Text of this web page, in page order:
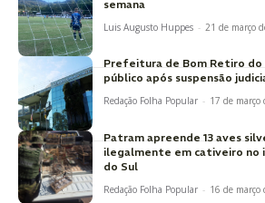
semana
Luis Augusto Huppes - 21 de março
Prefeitura de Bom Retiro do
público após suspensão
Redação Folha Popular - 17 de março
Patram apreende 13 aves
ilegalmente em cativeiro no
do Sul
Redação Folha Popular - 16 de março